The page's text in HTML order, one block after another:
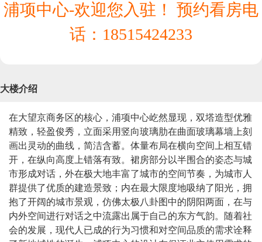
浦项中心-欢迎您入驻！ 预约看房电
话： 18515424233
大楼介绍
在大望京商务区的核心，浦项中心屹然显现，双塔造型优雅
精致，轻盈俊秀，立面采用竖向玻璃肋在曲面玻璃幕墙上刻
画出灵动的曲线，简洁含蓄。体量布局在横向空间上相互错
开，在纵向高度上错落有致。裙房部分以半围合的姿态与城
市形成对话，外在极大地丰富了城市的空间节奏，为城市人
群提供了优质的建造景致；内在最大限度地吸纳了阳光，拥
抱了开阔的城市景观，仿佛太极八卦图中的阴阳两面，在与
内外空间进行对话之中流露出属于自己的东方气韵。随着社
会的发展，现代人已成的行为习惯和对空间品质的需求诠释